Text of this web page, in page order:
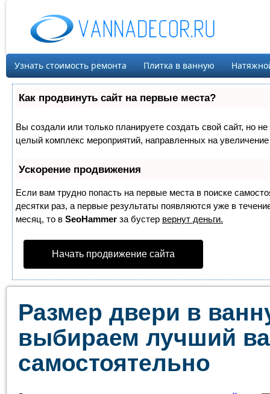
Узнать стоимость ремонта Плитка в ванную
Как продвинуть сайт на первые места?
Вы создали или только планируете создать свой сайт, но
целый комплекс мероприятий, направленных на
Ускорение продвижения
Если вам трудно попасть на первые места в поиске
десятки раз, а первые результаты появляются уже в
месяц, то в SeoHammer за бустер вернут деньги.
Начать продвижение сайта
Размер двери в
выбираем лучший
самостоятельно